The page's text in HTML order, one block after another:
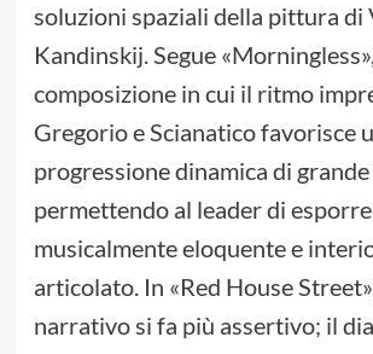
soluzioni spaziali della pittura di
Kandinskij. Segue
composizione in cui il ritmo
Gregorio e Scianatico favorisce
progressione dinamica di
permettendo al leader di
musicalmente eloquente e
articolato. In «Red House
narrativo si fa più assertivo; il